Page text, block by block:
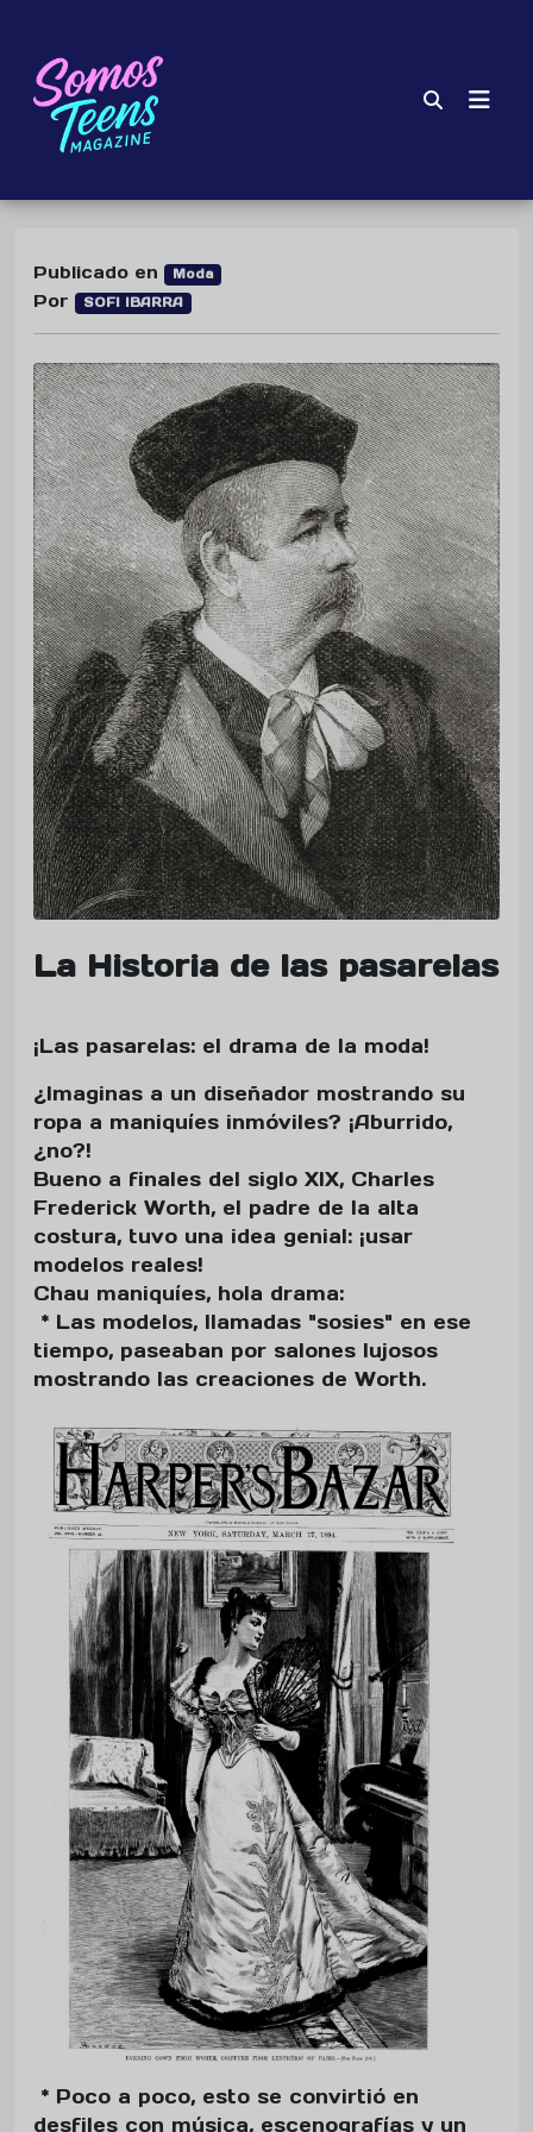
Publicado en Moda
Por SOFI IBARRA
La Historia de las pasarelas
¡Las pasarelas: el drama de la moda!
¿Imaginas a un diseñador mostrando su
ropa a maniquíes inmóviles? ¡Aburrido,
¿no?!
Bueno a finales del siglo XIX, Charles
Frederick Worth, el padre de la alta
costura, tuvo una idea genial: ¡usar
modelos reales!
Chau maniquíes, hola drama:
* Las modelos, llamadas "sosies" en ese
tiempo, paseaban por salones lujosos
mostrando las creaciones de Worth.
* Poco a poco, esto se convirtió en
desfiles con música, escenografías y un